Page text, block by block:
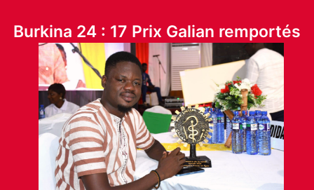
Burkina 24 : 17 Prix Galian remportés